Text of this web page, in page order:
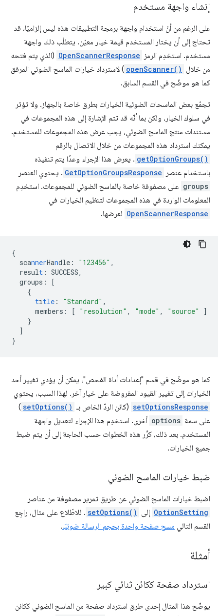
إنشاء واجهة مستخدم
على الرغم من أنّ استخدام واجهة برمجة التطبيقات هذه ليس إلزاميًا، قد
تحتاج إلى أن يختار المستخدم قيمة خيار معيّن. يتطلّب ذلك واجهة
مستخدم. استخدِم الرمز OpenScannerResponse (الذي يتم فتحه
من خلال openScanner() ) لاسترداد خيارات الماسح الضوئي المرفق
كما هو موضّح في القسم السابق.
تجمّع بعض الماسحات الضوئية الخيارات بطرق خاصة بالجهاز. ولا تؤثر
في سلوك الخيار، ولكن بما أنّه قد تتم الإشارة إلى هذه المجموعات في
مستندات منتج الماسح الضوئي، يجب عرض هذه المجموعات للمستخدم.
يمكنك استرداد هذه المجموعات من خلال الاتصال بالرقم
getOptionGroups() . يعرض هذا الإجراء وعدًا يتم تنفيذه
باستخدام عنصر
GetOptionGroupsResponse . يحتوي العنصر
groups على مصفوفة خاصة بالماسح الضوئي للمجموعات. استخدِم
المعلومات الواردة في هذه المجموعات لتنظيم الخيارات في
OpenScannerResponse لعرضها.
{
scannerHandle : "123456" ,
result : SUCCESS,
groups :
[
{
title : "Standard" ,
members : [ "resolution" , "mode" , "source"
]
}
]
}
كما هو موضّح في قسم "إعدادات أداة الفحص"، يمكن أن يؤدي تغيير أحد
الخيارات إلى تغيير القيود المفروضة على خيار آخر. لهذا السبب، يحتوي
setOptionsResponse (كائن الردّ الخاص بـ setOptions()
)
على سمة options أخرى. استخدِم هذا الإجراء لتعديل واجهة
المستخدم. بعد ذلك، كرِّر هذه الخطوات حسب الحاجة إلى أن يتم ضبط
جميع الخيارات.
ضبط خيارات الماسح الضوئي
اضبط خيارات الماسح الضوئي عن طريق تمرير مصفوفة من عناصر
OptionSetting إلى setOptions() . للاطّلاع على مثال، راجِع
القسم التالي مسح صفحة واحدة بحجم الرسالة ضوئيًا.
أمثلة
استرداد صفحة ككائن ثنائي كبير
يوضّح هذا المثال إحدى طرق استرداد صفحة من الماسح الضوئي ككائن